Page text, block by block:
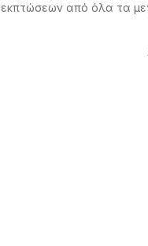
εκπτώσεων από όλα τα